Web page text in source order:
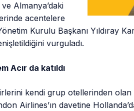
Almanya’daki
acentelere
Kurulu Başkanı Yıldıray
vurguladı.
Acır da katıldı
kendi grup otellerinden
Airlines’ın davetine